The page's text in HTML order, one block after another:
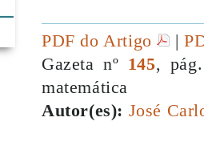
PDF do Artigo |
Gazeta nº 145,
matemática
Autor(es): José